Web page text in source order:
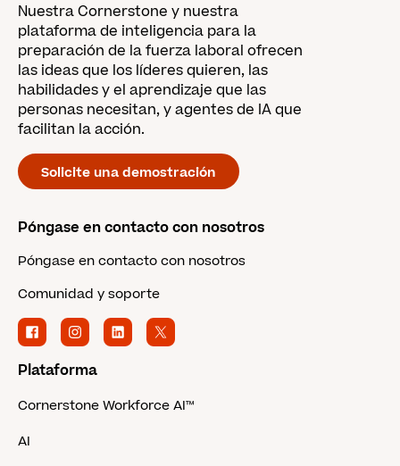
Nuestra Cornerstone y nuestra
plataforma de inteligencia para la
preparación de la fuerza laboral ofrecen
las ideas que los líderes quieren, las
habilidades y el aprendizaje que las
personas necesitan, y agentes de IA que
facilitan la acción.
Solicite una demostración
Póngase en contacto con nosotros
Póngase en contacto con nosotros
Comunidad y soporte
Plataforma
Cornerstone Workforce AI™
AI